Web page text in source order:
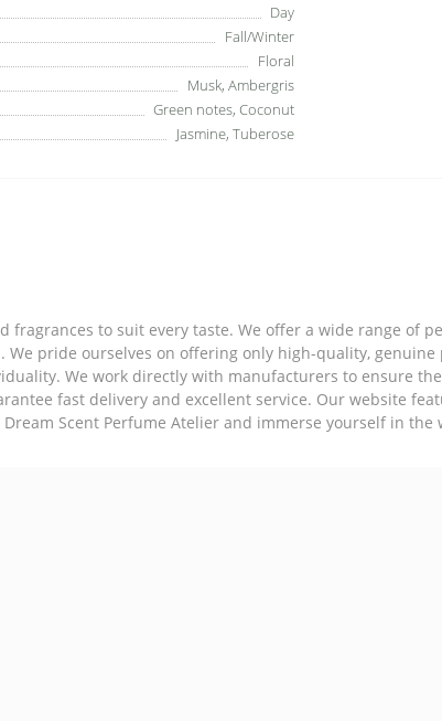
Day
Fall/Winter
Floral
Musk, Ambergris
Green notes, Coconut
Jasmine, Tuberose
fragrances to suit every taste. We offer a wide range of
pride ourselves on offering only high-quality,
We work directly with manufacturers to ensure
fast delivery and excellent service. Our website
Scent Perfume Atelier and immerse yourself in